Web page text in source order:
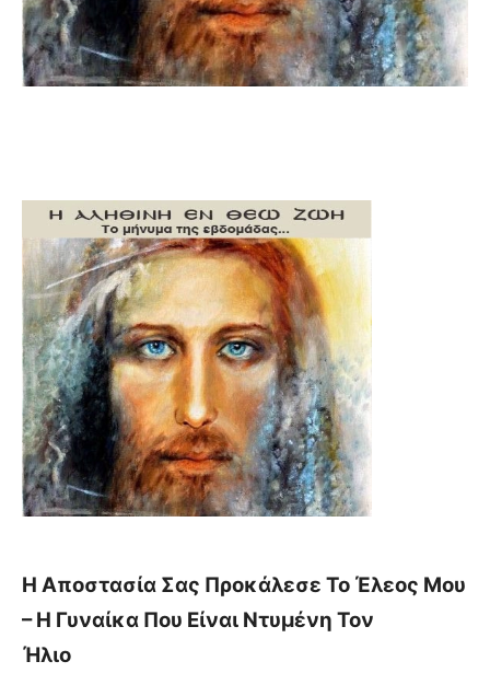
Η Αποστασία Σας Προκάλεσε Το Έλεος Μου
– Η Γυναίκα Που Είναι Ντυμένη Τον
Ήλιο